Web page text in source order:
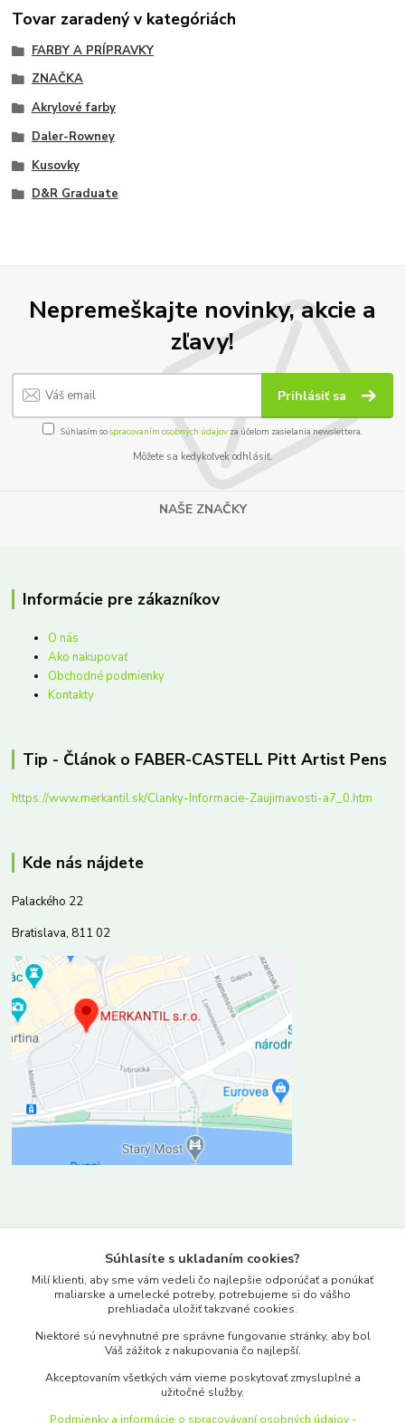
Tovar zaradený v kategóriách
FARBY A PRÍPRAVKY
ZNAČKA
Akrylové farby
Daler-Rowney
Kusovky
D&R Graduate
Nepremeškajte novinky, akcie a
zľavy!
Prihlásiť sa
Súhlasím sospracovaním osobných údajov za účelom zasielania newslettera.
Môžete sa kedykoľvek odhlásiť.
NAŠE ZNAČKY
Informácie pre zákazníkov
O nás
Ako nakupovať
Obchodné podmienky
Kontakty
Tip - Článok o FABER-CASTELL Pitt Artist Pens
https://www.merkantil.sk/Clanky-Informacie-Zaujimavosti-a7_0.htm
Kde nás nájdete
Palackého 22
Bratislava, 811 02
www.merkantil.sk
Pondelok-Piatok: 9.00-17.00hod.
objednavky@merkantil-obchod.sk
Súhlasíte s ukladaním cookies?
Milí klienti, aby sme vám vedeli čo najlepšie odporúčať a ponúkať
maliarske a umelecké potreby, potrebujeme si do vášho
prehliadača uložiť takzvané cookies.
Niektoré sú nevyhnutné pre správne fungovanie stránky, aby bol
Váš zážitok z nakupovania čo najlepší.
Akceptovaním všetkých vám vieme poskytovať zmysluplné a
užitočné služby.
Podmienky a informácie o spracovávaní osobných údajov -